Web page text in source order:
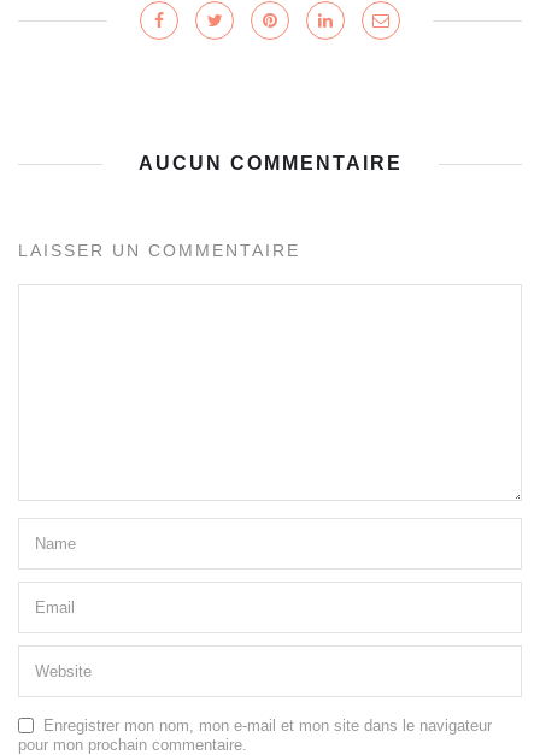
AUCUN COMMENTAIRE
LAISSER UN COMMENTAIRE
Enregistrer mon nom, mon e-mail et mon site dans le navigateur
pour mon prochain commentaire.